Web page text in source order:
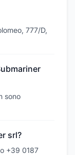
777/D,
sono
srl?
+39 0187